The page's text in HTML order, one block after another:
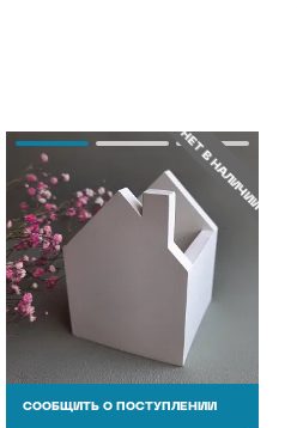
НЕТ В НАЛИЧИИ
СООБЩИТЬ О ПОСТУПЛЕНИИ